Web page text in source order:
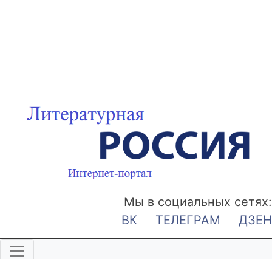
Мы в социальных сетях:
ВК
ТЕЛЕГРАМ ДЗЕН